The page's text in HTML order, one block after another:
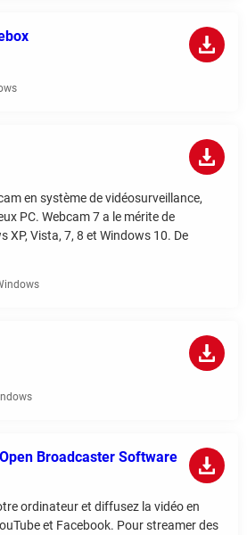
en système de vidéosurveillance,
PC. Webcam 7 a le mérite de
XP, Vista, 7, 8 et Windows 10. De
Broadcaster Software
ordinateur et diffusez la vidéo en
et Facebook. Pour streamer des